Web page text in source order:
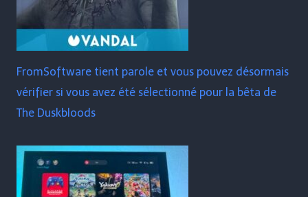
FromSoftware tient parole et vous pouvez désormais
vérifier si vous avez été sélectionné pour la bêta de
The Duskbloods